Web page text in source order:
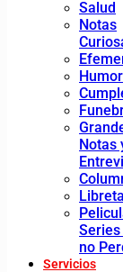
Salud
Notas
Humor
Notas
Libreta
no
Servicios